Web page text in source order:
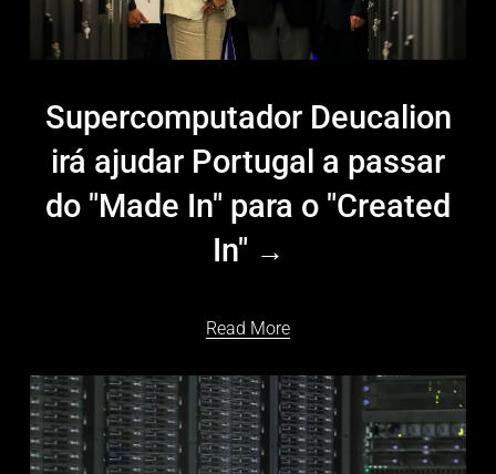
Supercomputador Deucalion
irá ajudar Portugal a passar
do "Made In" para o "Created
In"
Read More